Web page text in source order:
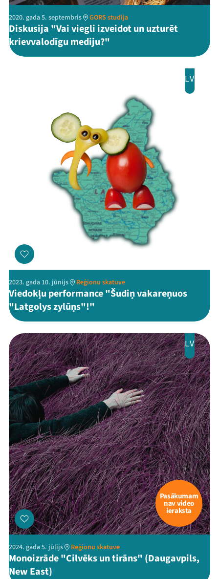
Mana programma
Festivāls
Programma
Arhīvs
Viņi bija LAMPĀ 2026
Jaunumi
Ziedo
Kontakti
ThreadsFacebookYoutube
X Instagram
Flick TikTok
2020. gada 5. septembris GORS studija
Diskusija "Vai viegli izveidot un uzturēt
krievvalodīgu mediju?"
LV
2023. gada 10. jūnijs Reģionu skatuve
Viedokļu performance "Šudiņ vakareņuos
"Latgolys zylūņs"!"
LV
Pasākumam
nav video
ieraksta
2024. gada 5. jūlijs Reģionu skatuve
Monoizrāde "Cilvēks un tirāns" (Daugavpils,
New East)